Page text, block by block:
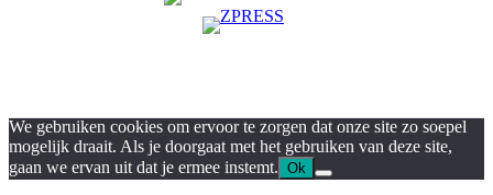
We gebruiken cookies om ervoor te zorgen dat onze site zo soepel
mogelijk draait. Als je doorgaat met het gebruiken van deze site,
gaan we ervan uit dat je ermee instemt. Ok